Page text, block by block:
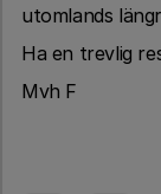
utomlands
Ha en trevlig
Mvh F